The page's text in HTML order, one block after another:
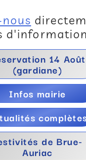
14 Août
(gardiane)
Infos mairie
de Brue-
Auriac